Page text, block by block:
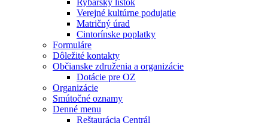
Rybársky lístok
Verejné kultúrne podujatie
Matričný úrad
Cintorínske poplatky
Formuláre
Dôležité kontakty
Občianske združenia a organizácie
Dotácie pre OZ
Organizácie
Smútočné oznamy
Denné menu
Reštaurácia Centrál